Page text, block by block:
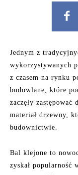
Jednym z
wykorzystywanych
z czasem na rynku
budowlane, które
zaczęły
materiał drzewny,
budownictwie.
Bal klejone to
zyskał popularność